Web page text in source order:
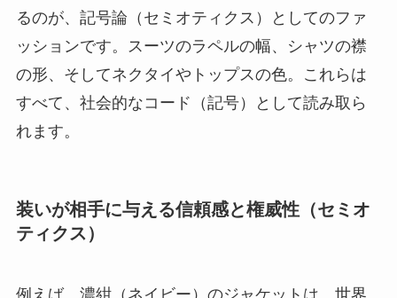
るのが、記号論（セミオティクス）としてのファ
ッションです。スーツのラペルの幅、シャツの襟
の形、そしてネクタイやトップスの色。これらは
すべて、社会的なコード（記号）として読み取ら
れます。
装いが相手に与える信頼感と権威性（セミオ
ティクス）